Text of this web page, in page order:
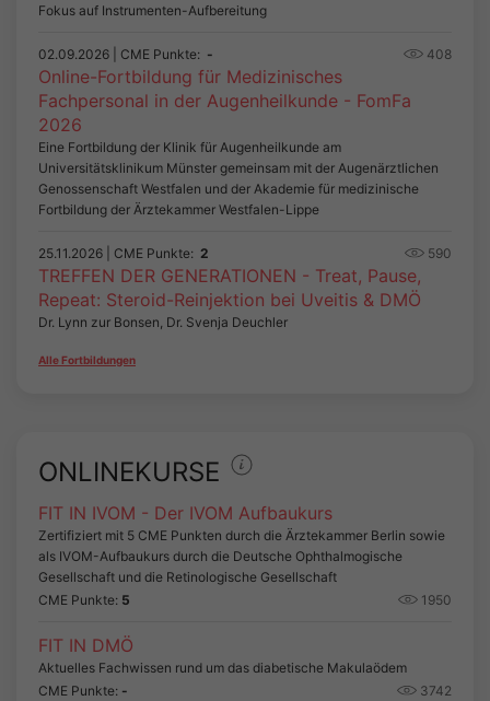
Fokus auf Instrumenten-Aufbereitung
02.09.2026 | CME Punkte: - 408
Online-Fortbildung für Medizinisches
Fachpersonal in der Augenheilkunde - FomFa
2026
Eine Fortbildung der Klinik für Augenheilkunde am
Universitätsklinikum Münster gemeinsam mit der Augenärztlichen
Genossenschaft Westfalen und der Akademie für medizinische
Fortbildung der Ärztekammer Westfalen-Lippe
25.11.2026 | CME Punkte: 2 590
TREFFEN DER GENERATIONEN - Treat, Pause,
Repeat: Steroid-Reinjektion bei Uveitis & DMÖ
Dr. Lynn zur Bonsen, Dr. Svenja Deuchler
Alle Fortbildungen
ONLINEKURSE
FIT IN IVOM - Der IVOM Aufbaukurs
Zertifiziert mit 5 CME Punkten durch die Ärztekammer Berlin sowie
als IVOM-Aufbaukurs durch die Deutsche Ophthalmogische
Gesellschaft und die Retinologische Gesellschaft
CME Punkte: 5 1950
FIT IN DMÖ
Aktuelles Fachwissen rund um das diabetische Makulaödem
CME Punkte: - 3742